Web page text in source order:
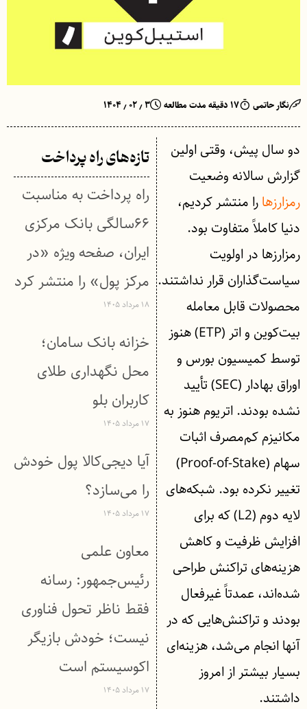
نگار حاتمی ۱۷ دقیقه مدت مطالعه ۳ ٫ ۰۲ ٫ ۱۴۰۴
دو سال پیش، وقتی اولین
گزارش سالانه وضعیت
رمزارزهارا منتشر کردیم،
دنیا کاملاً متفاوت بود.
رمزارزها در اولویت
سیاست‌گذاران قرار نداشتند.
محصولات قابل‌ معامله
بیت‌کوین و اتر (ETP) هنوز
توسط کمیسیون بورس و
اوراق بهادار (SEC) تأیید
نشده بودند. اتریوم هنوز به
مکانیزم کم‌مصرف اثبات
سهام (Proof-of-Stake)
تغییر نکرده بود. شبکه‌های
لایه دوم (L2) که برای
افزایش ظرفیت و کاهش
هزینه‌های تراکنش طراحی
شده‌اند، عمدتاً غیرفعال
بودند و تراکنش‌هایی که در
آنها انجام می‌شد، هزینه‌ای
بسیار بیشتر از امروز
داشتند.
تازه‌های راه پرداخت
راه پرداخت به مناسبت
۶۶سالگی بانک مرکزی
ایران، صفحه ویژه «در
مرکز پول» را منتشر کرد
۱۸ مرداد ۱۴۰۵
خزانه بانک سامان؛
محل نگهداری طلای
کاربران بلو
۱۷ مرداد ۱۴۰۵
آیا دیجی‌کالا پول خودش
را می‌سازد؟
۱۷ مرداد ۱۴۰۵
معاون علمی
رئیس‌جمهور: رسانه
فقط ناظر تحول فناوری
نیست؛ خودش بازیگر
اکوسیستم است
۱۷ مرداد ۱۴۰۵